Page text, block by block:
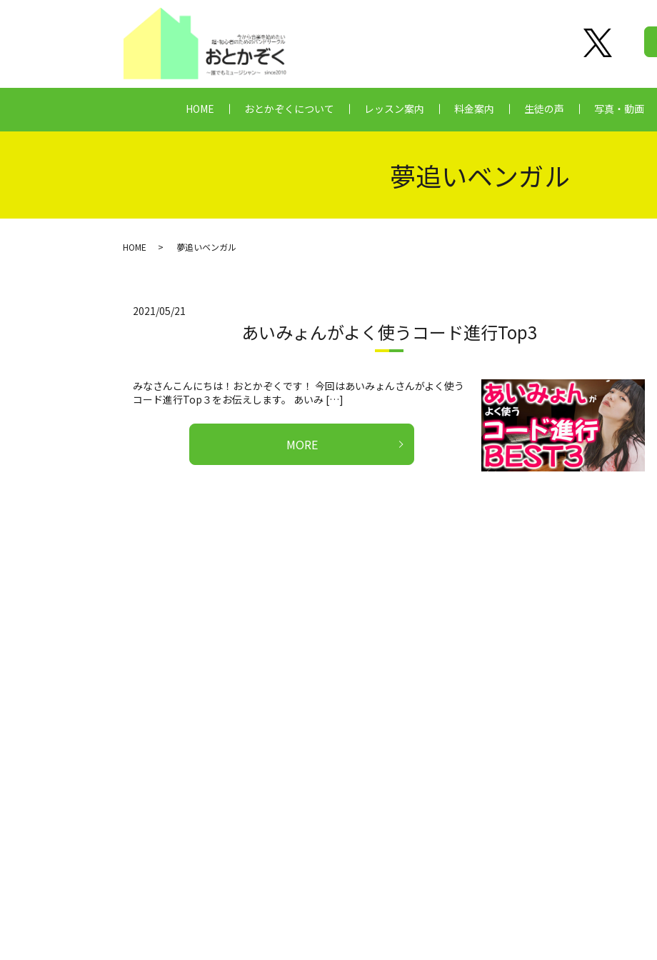
HOME おとかぞくについて レッスン案内 料金案内 生徒の声 写真・動画
夢追いベンガル
HOME 夢追いベンガル
2021/05/21
あいみょんがよく使うコード進行Top3
みなさんこんにちは！おとかぞくです！ 今回はあいみょんさんがよく使う
コード進行Top３をお伝えします。 あいみ […]
MORE